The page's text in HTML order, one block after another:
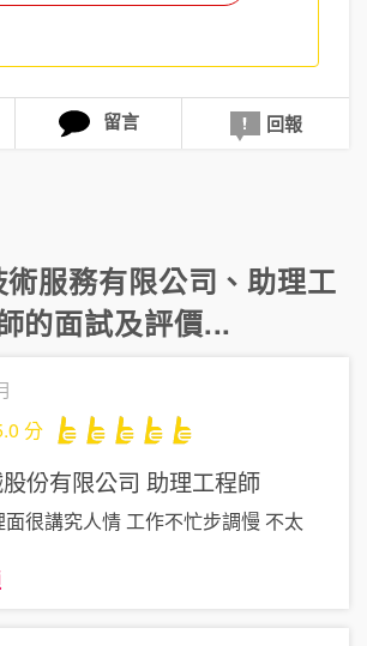
留言 回報
術服務有限公司 、助理工
的面試及評價...
分
份有限公司 助理工程師
很講究人情 工作不忙步調慢 不太